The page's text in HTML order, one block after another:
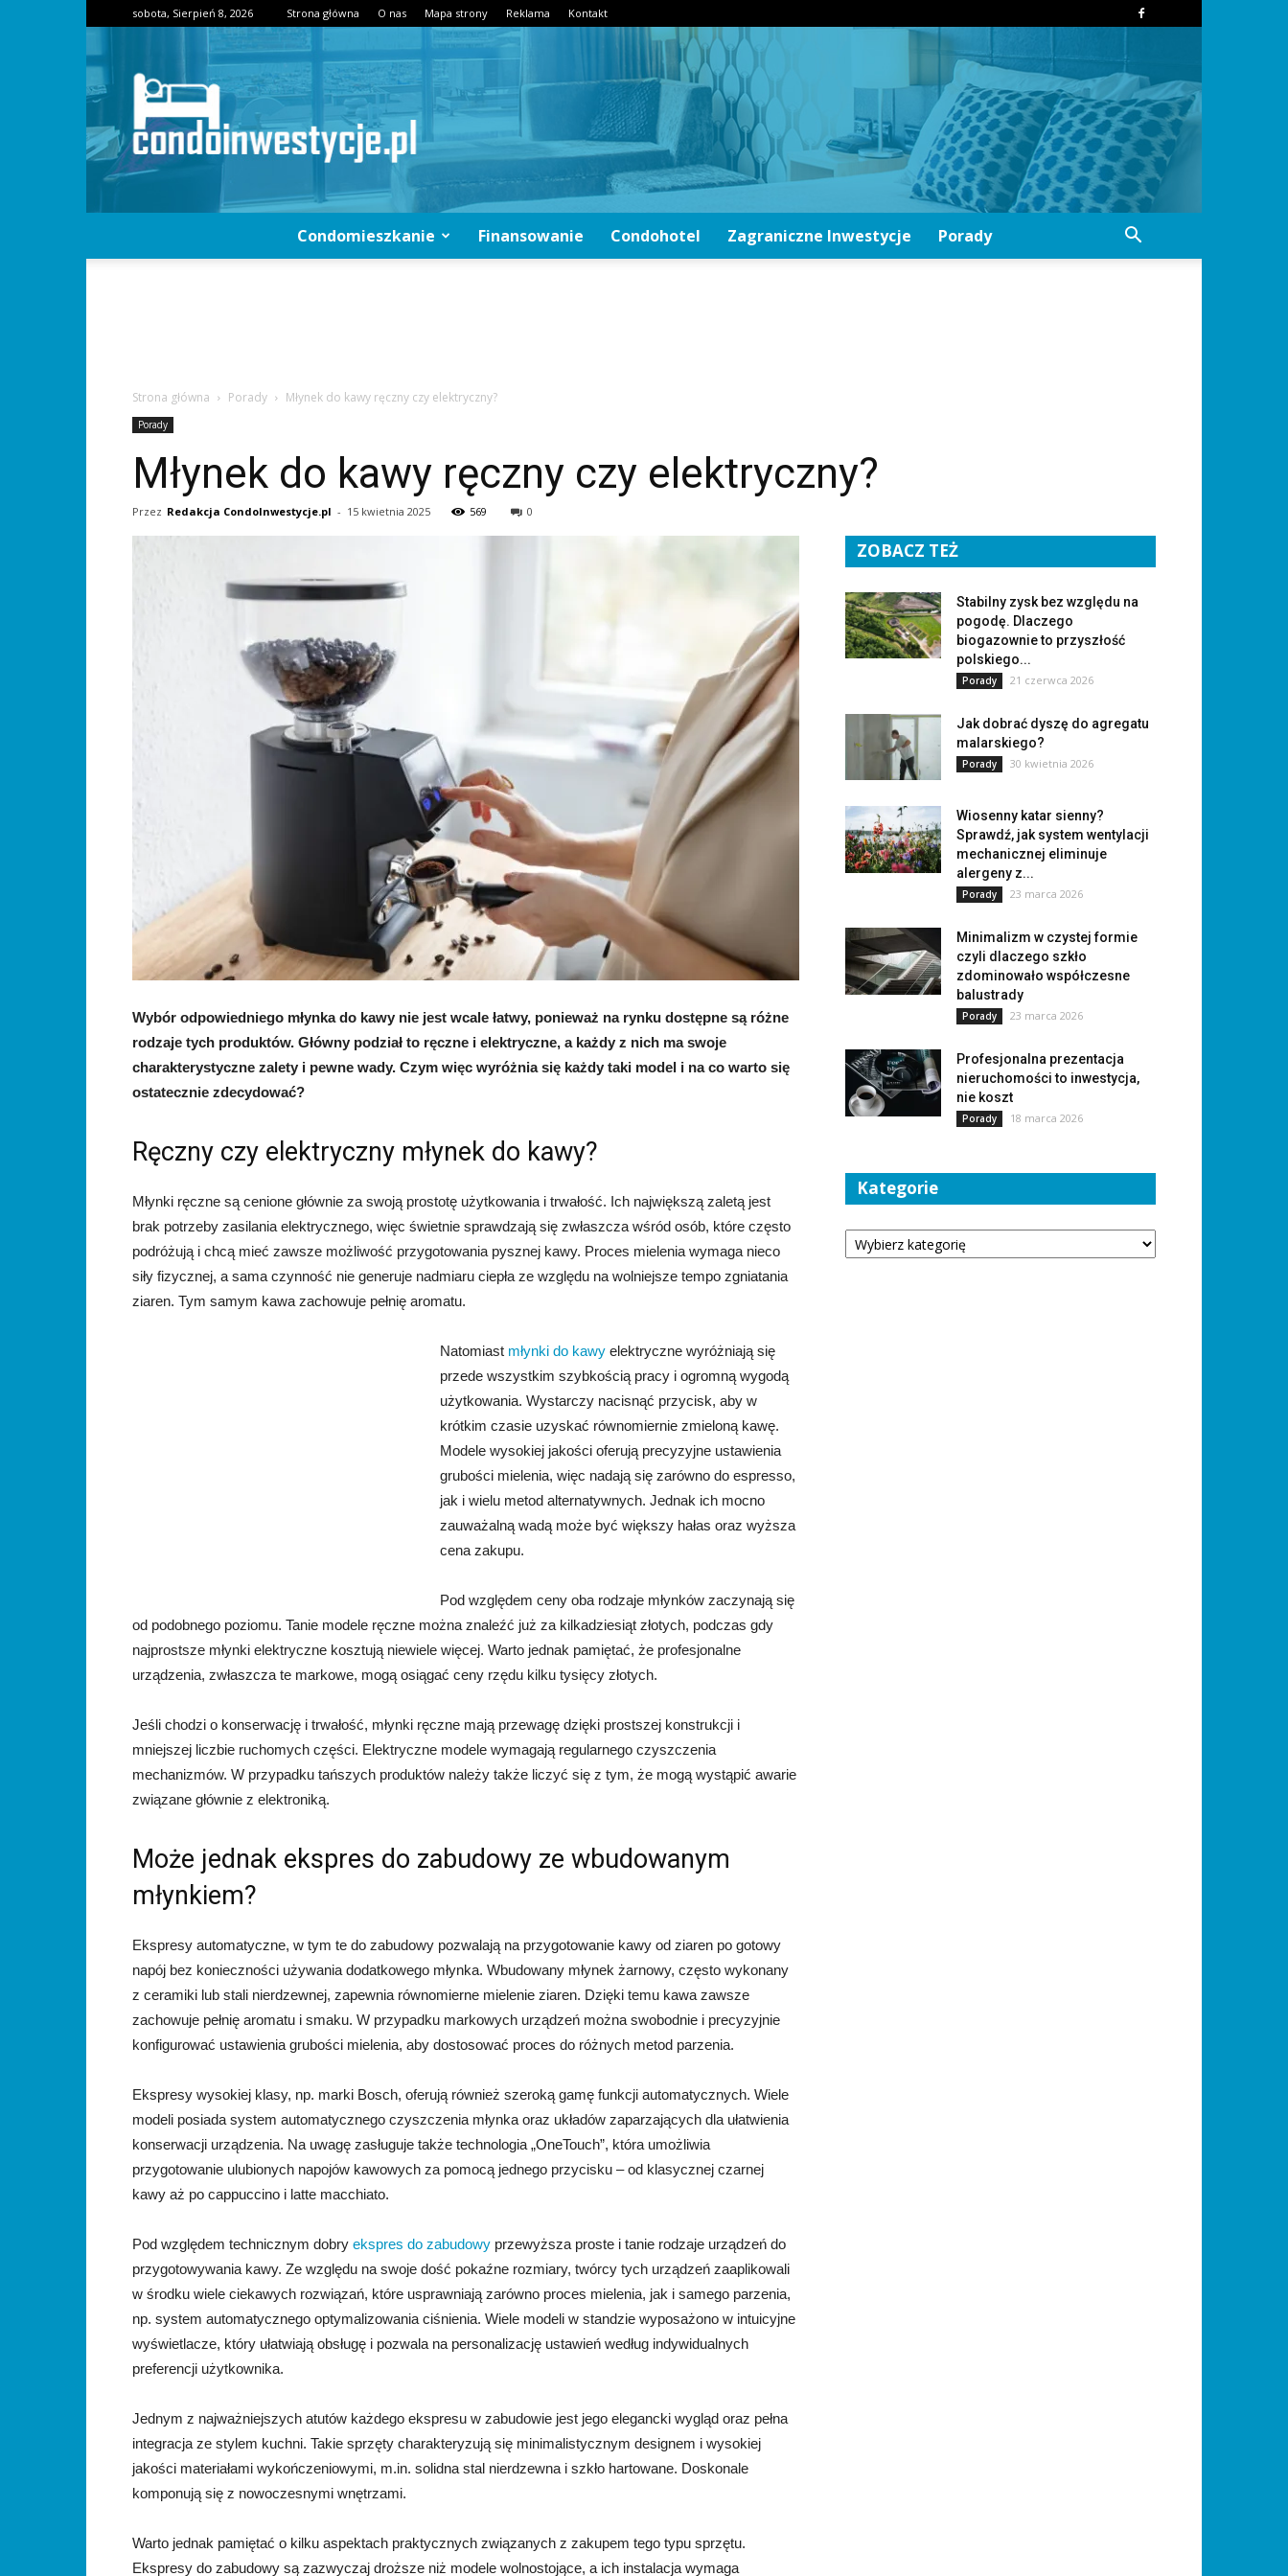
sobota, Sierpień 8, 2026 Strona główna O nas Mapa strony Reklama Kontakt
Condomieszkanie Finansowanie Condohotel Zagraniczne Inwestycje Porady
Strona główna Porady Młynek do kawy ręczny czy elektryczny?
Porady
Młynek do kawy ręczny czy elektryczny?
Przez Redakcja CondoInwestycje.pl - 15 kwietnia 2025 569 0
Wybór odpowiedniego młynka do kawy nie jest wcale łatwy, ponieważ na rynku dostępne są różne
rodzaje tych produktów. Główny podział to ręczne i elektryczne, a każdy z nich ma swoje
charakterystyczne zalety i pewne wady. Czym więc wyróżnia się każdy taki model i na co warto się
ostatecznie zdecydować?
Ręczny czy elektryczny młynek do kawy?
Młynki ręczne są cenione głównie za swoją prostotę użytkowania i trwałość. Ich największą zaletą jest
brak potrzeby zasilania elektrycznego, więc świetnie sprawdzają się zwłaszcza wśród osób, które często
podróżują i chcą mieć zawsze możliwość przygotowania pysznej kawy. Proces mielenia wymaga nieco
siły fizycznej, a sama czynność nie generuje nadmiaru ciepła ze względu na wolniejsze tempo zgniatania
ziaren. Tym samym kawa zachowuje pełnię aromatu.
Natomiast młynki do kawy elektryczne wyróżniają się
przede wszystkim szybkością pracy i ogromną wygodą
użytkowania. Wystarczy nacisnąć przycisk, aby w
krótkim czasie uzyskać równomiernie zmieloną kawę.
Modele wysokiej jakości oferują precyzyjne ustawienia
grubości mielenia, więc nadają się zarówno do espresso,
jak i wielu metod alternatywnych. Jednak ich mocno
zauważalną wadą może być większy hałas oraz wyższa
cena zakupu.
Pod względem ceny oba rodzaje młynków zaczynają się
od podobnego poziomu. Tanie modele ręczne można znaleźć już za kilkadziesiąt złotych, podczas gdy
najprostsze młynki elektryczne kosztują niewiele więcej. Warto jednak pamiętać, że profesjonalne
urządzenia, zwłaszcza te markowe, mogą osiągać ceny rzędu kilku tysięcy złotych.
Jeśli chodzi o konserwację i trwałość, młynki ręczne mają przewagę dzięki prostszej konstrukcji i
mniejszej liczbie ruchomych części. Elektryczne modele wymagają regularnego czyszczenia
mechanizmów. W przypadku tańszych produktów należy także liczyć się z tym, że mogą wystąpić awarie
związane głównie z elektroniką.
Może jednak ekspres do zabudowy ze wbudowanym
młynkiem?
Ekspresy automatyczne, w tym te do zabudowy pozwalają na przygotowanie kawy od ziaren po gotowy
napój bez konieczności używania dodatkowego młynka. Wbudowany młynek żarnowy, często wykonany
z ceramiki lub stali nierdzewnej, zapewnia równomierne mielenie ziaren. Dzięki temu kawa zawsze
zachowuje pełnię aromatu i smaku. W przypadku markowych urządzeń można swobodnie i precyzyjnie
konfigurować ustawienia grubości mielenia, aby dostosować proces do różnych metod parzenia.
Ekspresy wysokiej klasy, np. marki Bosch, oferują również szeroką gamę funkcji automatycznych. Wiele
modeli posiada system automatycznego czyszczenia młynka oraz układów zaparzających dla ułatwienia
konserwacji urządzenia. Na uwagę zasługuje także technologia „OneTouch”, która umożliwia
przygotowanie ulubionych napojów kawowych za pomocą jednego przycisku – od klasycznej czarnej
kawy aż po cappuccino i latte macchiato.
Pod względem technicznym dobry ekspres do zabudowy przewyższa proste i tanie rodzaje urządzeń do
przygotowywania kawy. Ze względu na swoje dość pokaźne rozmiary, twórcy tych urządzeń zaaplikowali
w środku wiele ciekawych rozwiązań, które usprawniają zarówno proces mielenia, jak i samego parzenia,
np. system automatycznego optymalizowania ciśnienia. Wiele modeli w standzie wyposażono w intuicyjne
wyświetlacze, który ułatwiają obsługę i pozwala na personalizację ustawień według indywidualnych
preferencji użytkownika.
Jednym z najważniejszych atutów każdego ekspresu w zabudowie jest jego elegancki wygląd oraz pełna
integracja ze stylem kuchni. Takie sprzęty charakteryzują się minimalistycznym designem i wysokiej
jakości materiałami wykończeniowymi, m.in. solidna stal nierdzewna i szkło hartowane. Doskonale
komponują się z nowoczesnymi wnętrzami.
Warto jednak pamiętać o kilku aspektach praktycznych związanych z zakupem tego typu sprzętu.
Ekspresy do zabudowy są zazwyczaj droższe niż modele wolnostojące, a ich instalacja wymaga
ZOBACZ TEŻ
Stabilny zysk bez względu na
pogodę. Dlaczego
biogazownie to przyszłość
polskiego...
Porady 21 czerwca 2026
Jak dobrać dyszę do agregatu
malarskiego?
Porady 30 kwietnia 2026
Wiosenny katar sienny?
Sprawdź, jak system wentylacji
mechanicznej eliminuje
alergeny z...
Porady 23 marca 2026
Minimalizm w czystej formie
czyli dlaczego szkło
zdominowało współczesne
balustrady
Porady 23 marca 2026
Profesjonalna prezentacja
nieruchomości to inwestycja,
nie koszt
Porady 18 marca 2026
Kategorie
Kategorie